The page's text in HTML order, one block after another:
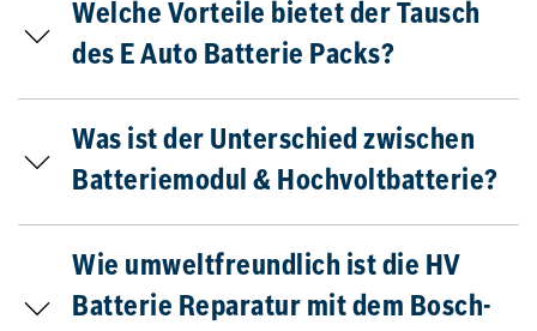
Welche Vorteile bietet der Tausch
des E Auto Batterie Packs?
Was ist der Unterschied zwischen
Batteriemodul & Hochvoltbatterie?
Wie umweltfreundlich ist die HV
Batterie Reparatur mit dem Bosch-